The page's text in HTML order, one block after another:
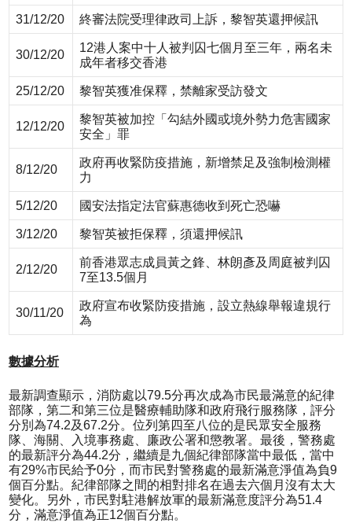
31/12/20 終審法院受理律政司上訴，黎智英還押候訊
30/12/20
12港人案中十人被判囚七個月至三年，兩名未
成年者移交香港
25/12/20 黎智英獲准保釋，禁離家受訪發文
12/12/20
黎智英被加控「勾結外國或境外勢力危害國家
安全」罪
8/12/20
政府再收緊防疫措施，新增禁足及強制檢測權
力
5/12/20 國安法指定法官蘇惠德收到死亡恐嚇
3/12/20 黎智英被拒保釋，須還押候訊
2/12/20
前香港眾志成員黃之鋒、林朗彥及周庭被判囚
7至13.5個月
30/11/20
政府宣布收緊防疫措施，設立熱線舉報違規行
為
數據分析
最新調查顯示，消防處以79.5分再次成為市民最滿意的紀律
部隊，第二和第三位是醫療輔助隊和政府飛行服務隊，評分
分別為74.2及67.2分。位列第四至八位的是民眾安全服務
隊、海關、入境事務處、廉政公署和懲教署。最後，警務處
的最新評分為44.2分，繼續是九個紀律部隊當中最低，當中
有29%市民給予0分，而市民對警務處的最新滿意淨值為負9
個百分點。紀律部隊之間的相對排名在過去六個月沒有太大
變化。另外，市民對駐港解放軍的最新滿意度評分為51.4
分，滿意淨值為正12個百分點。